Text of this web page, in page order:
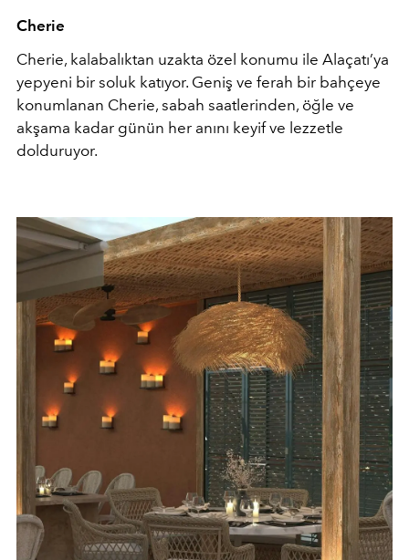
Cherie
Cherie, kalabalıktan uzakta özel konumu ile Alaçatı’ya
yepyeni bir soluk katıyor. Geniş ve ferah bir bahçeye
konumlanan Cherie, sabah saatlerinden, öğle ve
akşama kadar günün her anını keyif ve lezzetle
dolduruyor.